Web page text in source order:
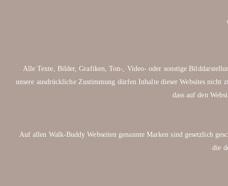
Alle Texte, Bilder, Grafiken, Ton-, Video- oder sonstige
unsere ausdrückliche Zustimmung dürfen Inhalte dieser Websites
dass auf den
Auf allen Walk-Buddy Webseiten genannte Marken sind gesetzlich
die